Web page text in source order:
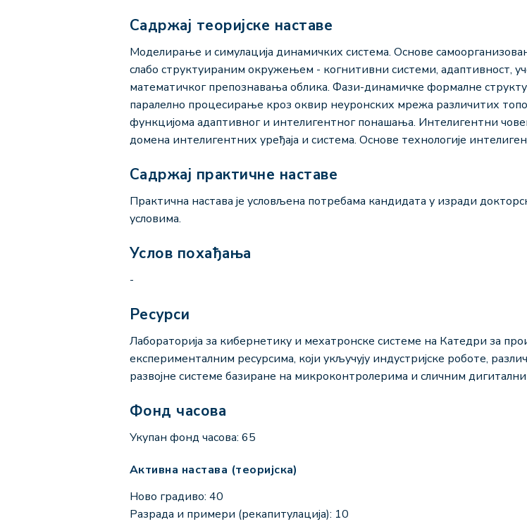
Садржај теоријске наставе
Моделирање и симулација динамичких система. Основе
слабо структуираним окружењем - когнитивни системи, адаптивност,
математичког препознавања облика. Фази-динамичке формалне
паралелно процесирање кроз оквир неуронских мрежа различитих
функцијома aдаптивног и интелигентног понашања. Интелигентни
домена интелигентних уређаја и система. Основе технологије
Садржај практичне наставе
Практична настава је условљена потребама кандидата у изради
условима.
Услов похађања
-
Ресурси
Лабораторија за кибернетику и мехатронске системе на Катедри за
експерименталним ресурсима, који укључују индустријске роботе,
развојне системе базиране на микроконтролерима и сличним
Фонд часова
Укупан фонд часова: 65
Активна настава (теоријска)
Ново градиво: 40
Разрада и примери (рекапитулација): 10